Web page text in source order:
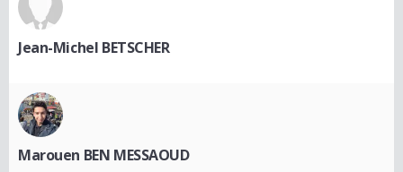
Jean-Michel BETSCHER
Marouen BEN MESSAOUD